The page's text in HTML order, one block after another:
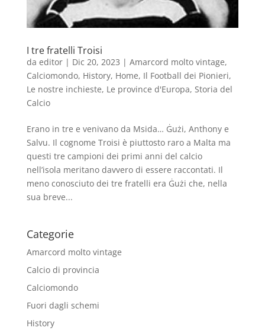
I tre fratelli Troisi
da editor| Dic 20, 2023 | Amarcord molto vintage,
Calciomondo, History, Home, Il Football dei Pionieri,
Le nostre inchieste, Le province d'Europa, Storia del
Calcio
Erano in tre e venivano da Msida… Ġużi, Anthony e
Salvu. Il cognome Troisi è piuttosto raro a Malta ma
questi tre campioni dei primi anni del calcio
nell’isola meritano davvero di essere raccontati. Il
meno conosciuto dei tre fratelli era Ġużi che, nella
sua breve...
Categorie
Amarcord molto vintage
Calcio di provincia
Calciomondo
Fuori dagli schemi
History